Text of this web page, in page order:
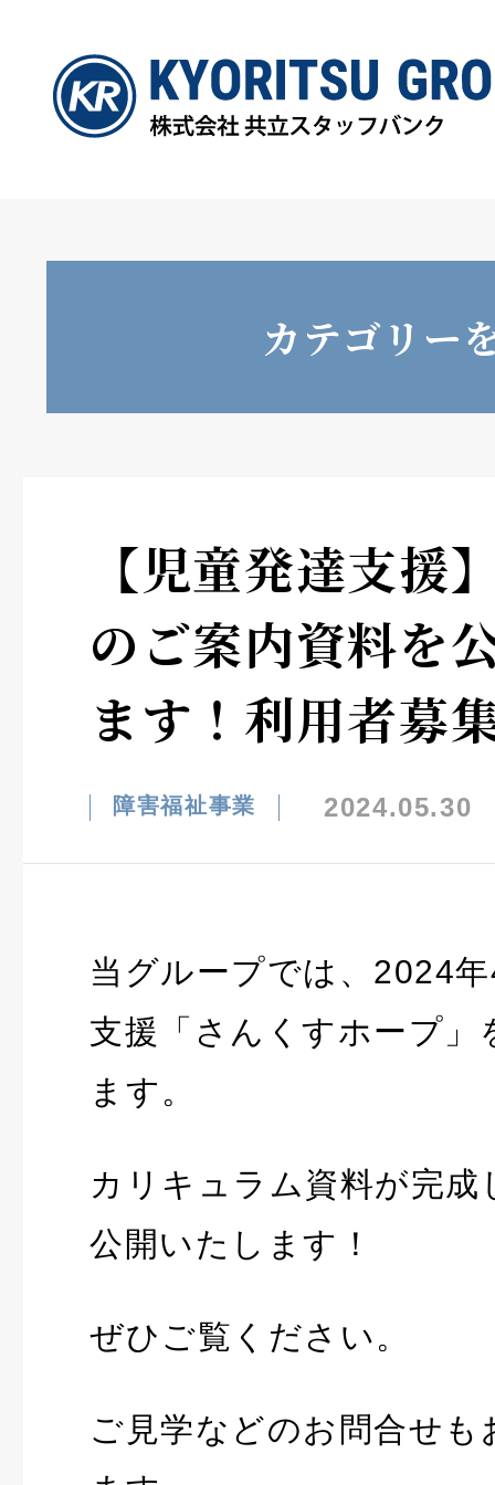
カテゴリー
【児童発達支援
のご案内資料を
ます！利用者募
障害福祉事業 2024.05.30
当グループでは、2024
支援「さんくすホープ」
ます。
カリキュラム資料が完
公開いたします！
ぜひご覧ください。
ご見学などのお問合せも